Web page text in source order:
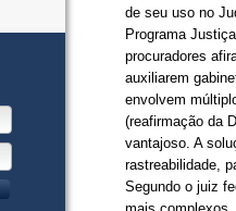
de seu uso no
Programa
procuradores
auxiliarem
envolvem
(reafirmação da
vantajoso. A
rastreabilidade,
Segundo o juiz